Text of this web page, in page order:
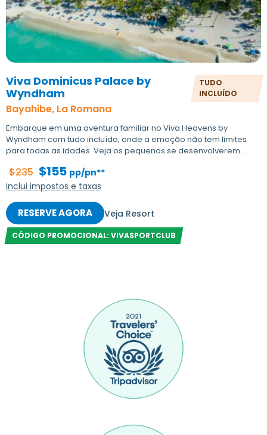
Viva Dominicus Palace by
Wyndham
Bayahibe, La Romana
TUDO
INCLUÍDO
Embarque em uma aventura familiar no Viva Heavens by
Wyndham com tudo incluído, onde a emoção não tem limites
para todas as idades. Veja os pequenos se desenvolverem...
$235 $155 pp/pn**
inclui impostos e taxas
RESERVE AGORA Veja Resort
CÓDIGO PROMOCIONAL: VIVASPORTCLUB